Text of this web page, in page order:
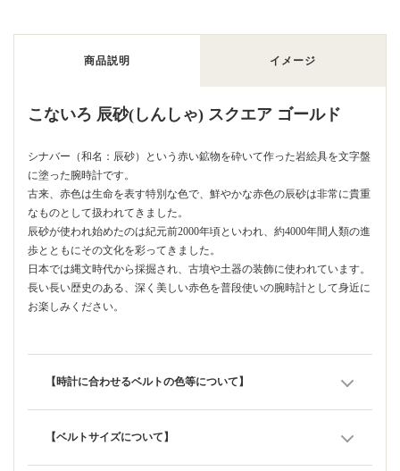
商品説明 イメージ
こないろ 辰砂(しんしゃ) スクエア ゴールド
シナバー（和名：辰砂）という赤い鉱物を砕いて作った岩絵具を文字盤
に塗った腕時計です。
古来、赤色は生命を表す特別な色で、鮮やかな赤色の辰砂は非常に貴重
なものとして扱われてきました。
辰砂が使われ始めたのは紀元前2000年頃といわれ、約4000年間人類の進
歩とともにその文化を彩ってきました。
日本では縄文時代から採掘され、古墳や土器の装飾に使われています。
長い長い歴史のある、深く美しい赤色を普段使いの腕時計として身近に
お楽しみください。
【時計に合わせるベルトの色等について】
【ベルトサイズについて】